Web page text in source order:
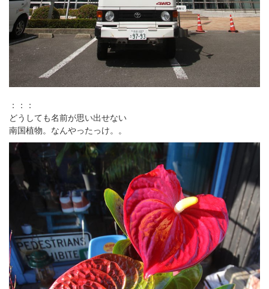
：：：
どうしても名前が思い出せない
南国植物。なんやったっけ。。